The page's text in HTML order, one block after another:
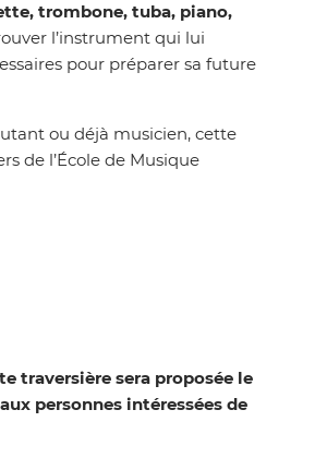
trombone, tuba, piano,
l’instrument qui lui
pour préparer sa future
ou déjà musicien, cette
de l’École de Musique
traversière sera proposée le
personnes intéressées de